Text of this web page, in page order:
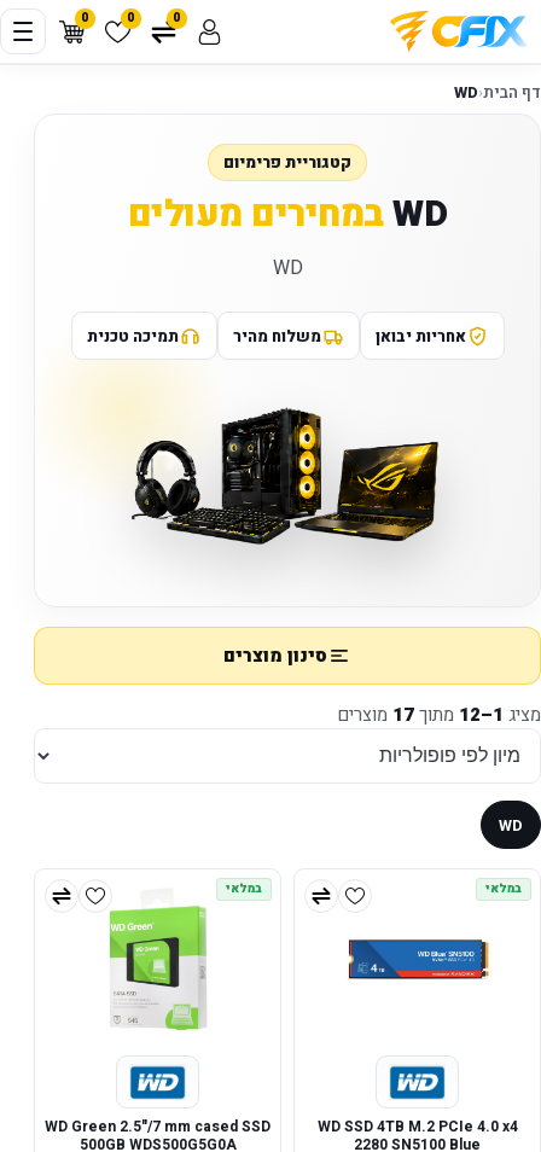
0 0 0
דף הבית‹
WD
קטגוריית פרימיום
WDבמחירים מעולים
WD
אחריות יבואן משלוח מהיר תמיכה טכנית
סינון מוצרים
מציג 1–12 מתוך17 מוצרים
WD
במלאי
WD SSD 4TB M.2 PCIe 4.0 x4
2280 SN5100 Blue
במלאי
WD Green 2.5"/7 mm cased SSD
500GB WDS500G5G0A